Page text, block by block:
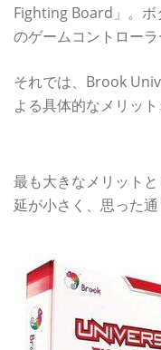
Fighting Board」。ボ
のゲームコントロー
それでは、Brook
よる具体的なメリッ
最も大きなメリット
延が小さく、思った通